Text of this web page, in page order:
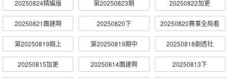
20250824精編版 第20250823期 20250822加更
20250821團建啊 20250820下 20250820賽事全局看
第20250819期上 第20250819期中 20250818劇透社
20250815加更 20250814團建啊 20250813下